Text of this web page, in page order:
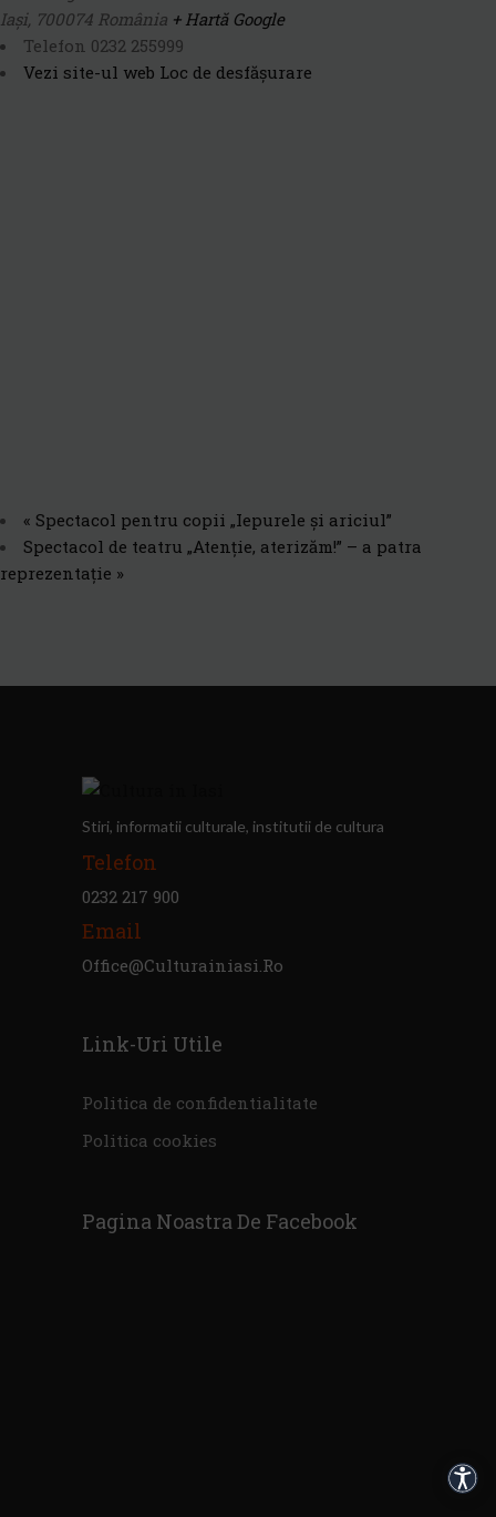
Iași, 700074 România + Hartă Google
Telefon 0232 255999
Vezi site-ul web Loc de desfășurare
« Spectacol pentru copii „Iepurele și ariciul”
Spectacol de teatru „Atenție, aterizăm!” – a patra
reprezentație »
Stiri, informatii culturale, institutii de cultura
Telefon
0232 217 900
Email
Office@culturainiasi.ro
Link-Uri Utile
Politica de confidentialitate
Politica cookies
Pagina Noastra De Facebook